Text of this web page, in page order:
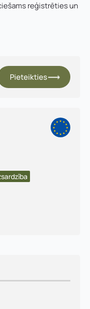
reģistrēties un
Pieteikties